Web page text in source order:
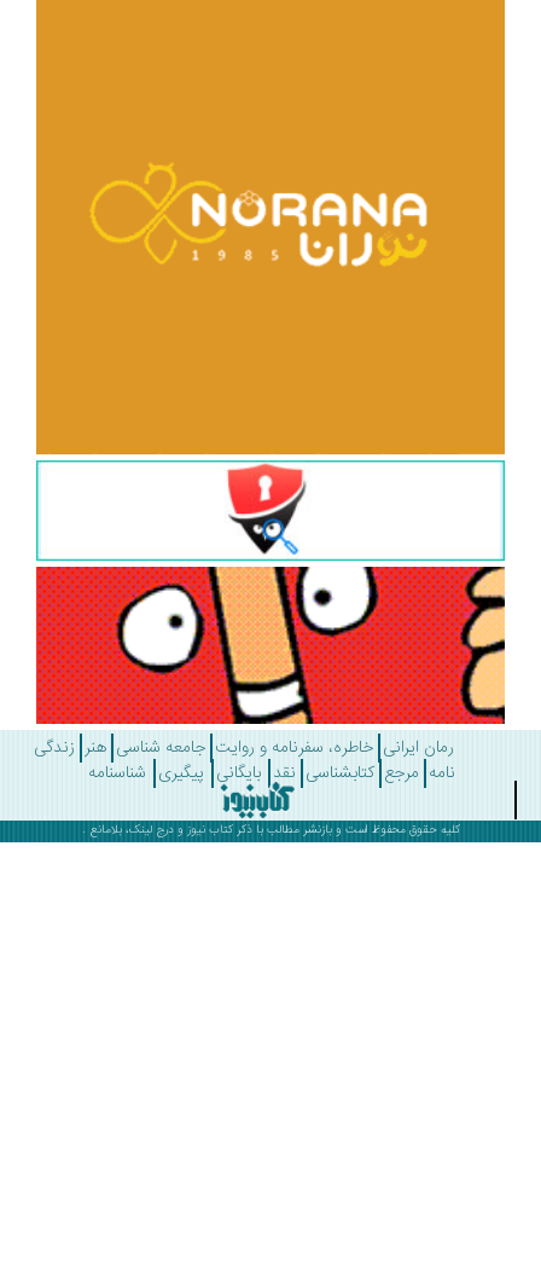
رمان ایرانی خاطره، سفرنامه و روایت جامعه شناسی هنر زندگی
مرجع کتابشناسی نقد بایگانی پیگیری شناسنامه
کلیه حقوق محفوظ است و بازنشر مطالب با ذکرکتاب نیوزو درج لینک، بلامانع .